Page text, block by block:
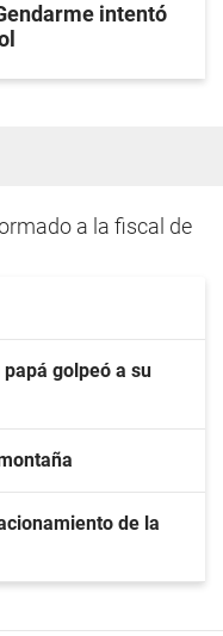
intentó
a la fiscal de
golpeó a su
de la